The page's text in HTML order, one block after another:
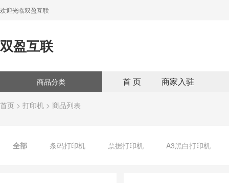
欢迎光临双盈互联
双盈互联
商品分类 首 页 商家入驻
首页 > 打印机 > 商品列表
全部 条码打印机 票据打印机 A3黑白打印机